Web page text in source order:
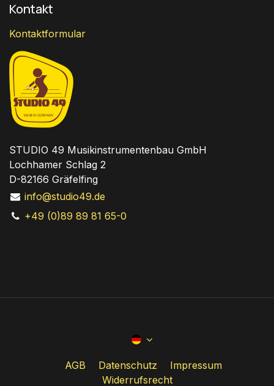
Kontakt
Kontaktformular
STUDIO 49 Musikinstrumentenbau GmbH
Lochhamer Schlag 2
D-82166 Gräfelfing
info@studio49.de
+49 (0)89 89 81 65-0
AGB Datenschutz
Impressum
Widerrufsrecht